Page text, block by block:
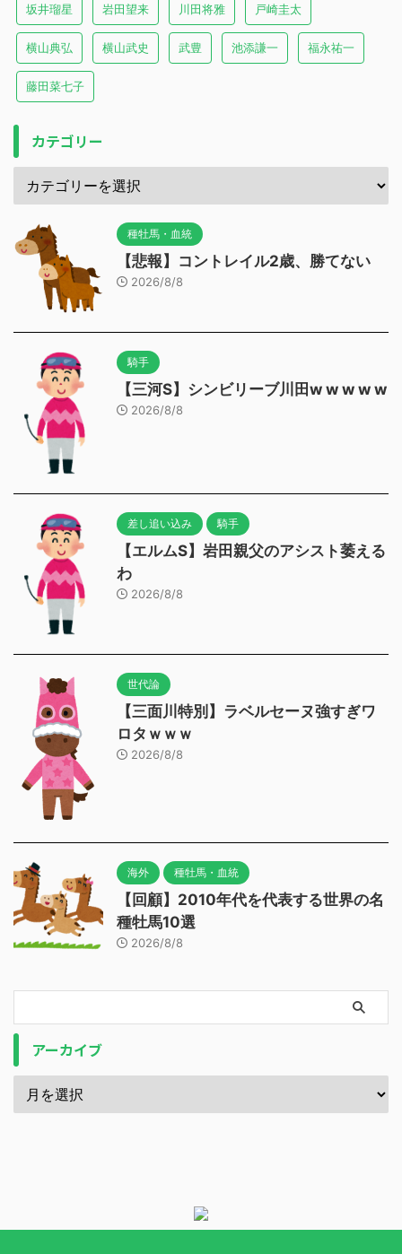
坂井瑠星 岩田望来 川田将雅 戸崎圭太
横山典弘 横山武史 武豊 池添謙一 福永祐一
藤田菜七子
カテゴリー
種牡馬・血統
【悲報】コントレイル2歳、勝てない
2026/8/8
騎手
【三河S】シンビリーブ川田w w w w w
2026/8/8
差し追い込み 騎手
【エルムS】岩田親父のアシスト萎える
わ
2026/8/8
世代論
【三面川特別】ラベルセーヌ強すぎワ
ロタｗｗｗ
2026/8/8
海外 種牡馬・血統
【回顧】2010年代を代表する世界の名
種牡馬10選
2026/8/8
アーカイブ